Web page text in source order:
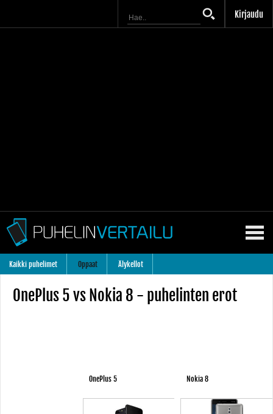
Kirjaudu
Kaikki puhelimet Oppaat Älykellot
OnePlus 5 vs Nokia 8 - puhelinten erot
OnePlus 5 Nokia 8